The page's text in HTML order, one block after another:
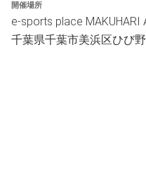
MAKUHARI ACEでの
か、新たな歴史を作る側
リーを、心よりお待ちし
開催場所
e-sports place MAKUHARI
千葉県千葉市美浜区ひび